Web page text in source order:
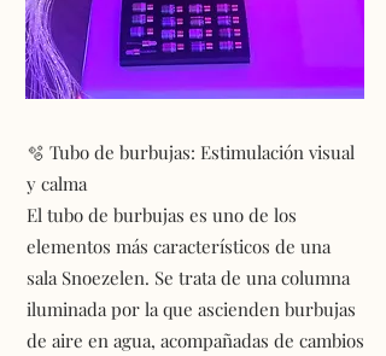
🫧 Tubo de burbujas: Estimulación visual
y calma
El tubo de burbujas es uno de los
elementos más característicos de una
sala Snoezelen. Se trata de una columna
iluminada por la que ascienden burbujas
de aire en agua, acompañadas de cambios